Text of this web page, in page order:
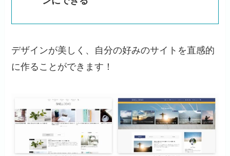
デザインが美しく、自分の好みのサイトを直感的
に作ることができます！